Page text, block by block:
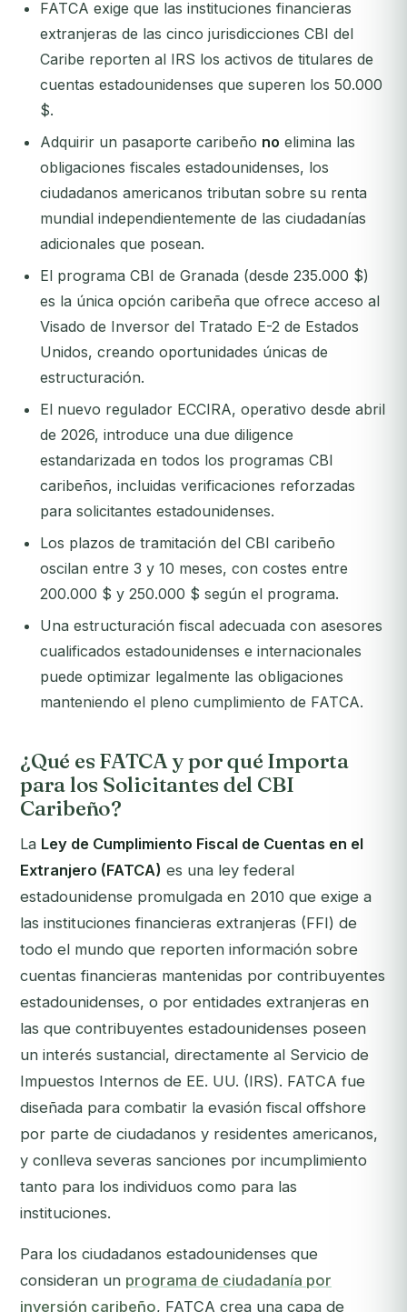
FATCA exige que las instituciones financieras
extranjeras de las cinco jurisdicciones CBI del
Caribe reporten al IRS los activos de titulares de
cuentas estadounidenses que superen los 50.000
$.
Adquirir un pasaporte caribeño no elimina las
obligaciones fiscales estadounidenses, los
ciudadanos americanos tributan sobre su renta
mundial independientemente de las ciudadanías
adicionales que posean.
El programa CBI de Granada (desde 235.000 $)
es la única opción caribeña que ofrece acceso al
Visado de Inversor del Tratado E-2 de Estados
Unidos, creando oportunidades únicas de
estructuración.
El nuevo regulador ECCIRA, operativo desde abril
de 2026, introduce una due diligence
estandarizada en todos los programas CBI
caribeños, incluidas verificaciones reforzadas
para solicitantes estadounidenses.
Los plazos de tramitación del CBI caribeño
oscilan entre 3 y 10 meses, con costes entre
200.000 $ y 250.000 $ según el programa.
Una estructuración fiscal adecuada con asesores
cualificados estadounidenses e internacionales
puede optimizar legalmente las obligaciones
manteniendo el pleno cumplimiento de FATCA.
¿Qué es FATCA y por qué Importa
para los Solicitantes del CBI
Caribeño?
La Ley de Cumplimiento Fiscal de Cuentas en el
Extranjero (FATCA) es una ley federal
estadounidense promulgada en 2010 que exige a
las instituciones financieras extranjeras (FFI) de
todo el mundo que reporten información sobre
cuentas financieras mantenidas por contribuyentes
estadounidenses, o por entidades extranjeras en
las que contribuyentes estadounidenses poseen
un interés sustancial, directamente al Servicio de
Impuestos Internos de EE. UU. (IRS). FATCA fue
diseñada para combatir la evasión fiscal offshore
por parte de ciudadanos y residentes americanos,
y conlleva severas sanciones por incumplimiento
tanto para los individuos como para las
instituciones.
Para los ciudadanos estadounidenses que
consideran un programa de ciudadanía por
inversión caribeño, FATCA crea una capa de